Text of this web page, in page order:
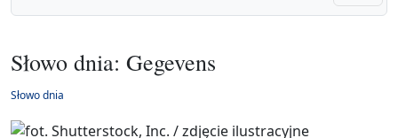
Słowo dnia: Gegevens
Słowo dnia